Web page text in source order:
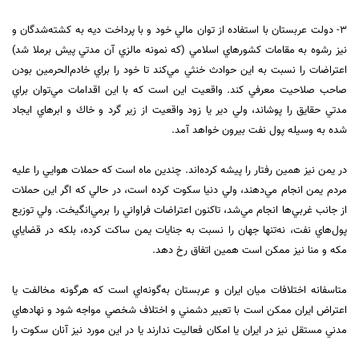
٣-‌ دولت عربستان با استفاده از توان مالي خود و با پرداخت ديه به كشته‌شدگان و
نيز رشوه به مقامات كشورهاي اسلامي (كه نمونه مالزي آن مدتي پيش برملا شد)
اعتراضات را نسبت به اين حوادث خنثي مي‌كند تا خود را براي خادم‌الحرمين بودن
صاحب صلاحيت معرفي كند. واقعيت اين است كه با اين اقدامات مي‌توان براي
مدتي حقايق را پوشاند، ولي دير يا زود واقعيت از زير گرد و خاك و ابرهاي ايجاد
شده به وسيله پول نفت بيرون خواهد آمد.
در يمن نيز همين رفتار را پيشه كرده‌اند. چندين ماه است كه حملات هوايي را عليه
مردم يمن انجام مي‌دهند، ولي دنيا سكوت كرده است، در حالي كه اگر اين حملات
از جانب غربي‌ها انجام مي‌شد، تاكنون اعتراضات فراواني را برمي‌انگيخت. ولي توزيع
پول‌هاي نفت، نه‌تنها جهان را نسبت به جنايات يمن ساكت كرده، بلكه در قضاياي
مكه و منا نيز ممكن است همين اتفاق رخ دهد.
متاسفانه اختلافات ميان ايران و عربستان به‌گونه‌اي است كه هرگونه مخالفت يا
اعتراض ايران ممكن است با تعبير دشمني و اختلاف شخصي مواجه شود و نهادهاي
مدني مستقل نيز در ايران يا امكان فعاليت ندارند يا در اين مورد نيز آنان سكوت را